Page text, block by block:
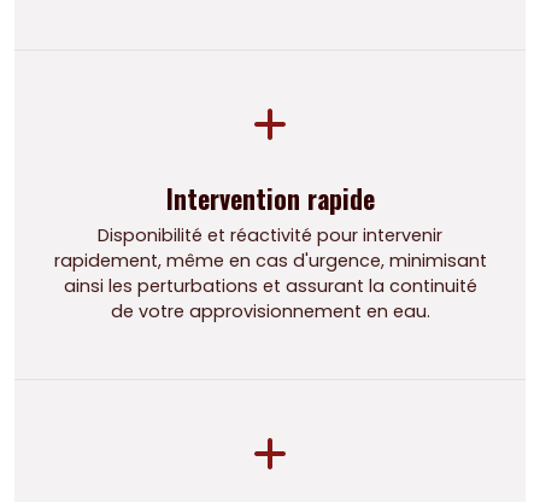
Intervention rapide
Disponibilité et réactivité pour intervenir
rapidement, même en cas d'urgence, minimisant
ainsi les perturbations et assurant la continuité
de votre approvisionnement en eau.